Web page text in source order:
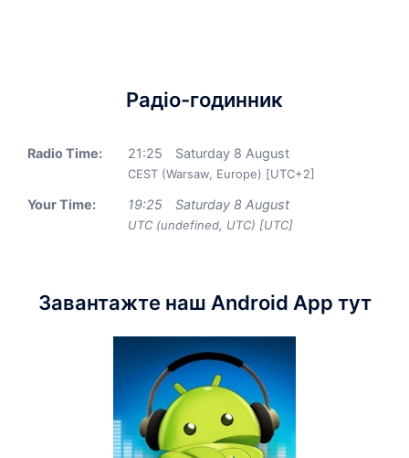
Радіо-годинник
Radio Time: 21:25 Saturday 8 August
CEST (Warsaw, Europe) [UTC+2]
Your Time: 19:25 Saturday 8 August
UTC (undefined, UTC) [UTC]
Завантажте наш Android App тут